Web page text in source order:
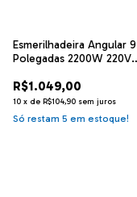
Esmerilhadeira Angular 9
Polegadas 2200W 220V
R$1.049,00
10 x de R$104,90 sem juros
Só restam 5 em estoque!